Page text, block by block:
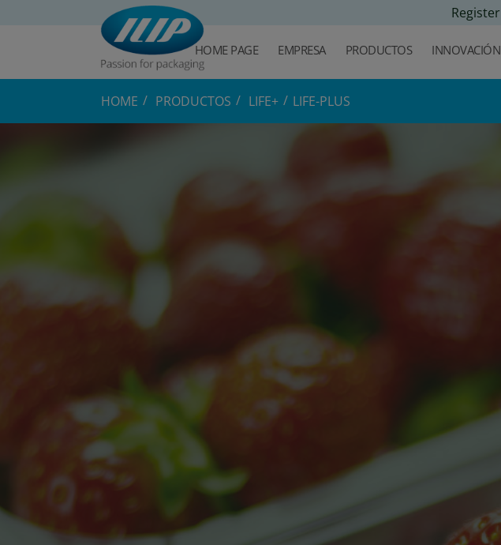
Register
HOME PAGE EMPRESA PRODUCTOS INNOVACIÓN
HOME PRODUCTOS LIFE+ LIFE-PLUS